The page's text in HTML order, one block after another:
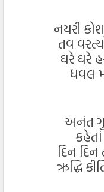
નયરી
તવ
ઘરે ઘરે
ધવલ
અનંત
દિન
ઋદ્ધિ